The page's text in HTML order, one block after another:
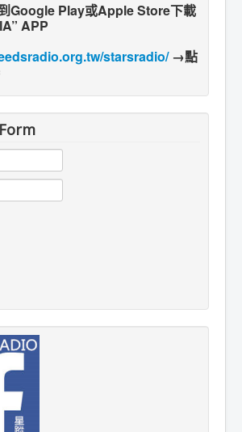
Google Play或Apple Store下載
APP
starsradio/→點